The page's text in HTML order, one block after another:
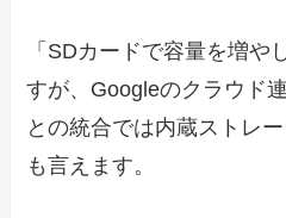
「SDカードで容量を増や
すが、Googleのクラウド
との統合では内蔵ストレ
も言えます。